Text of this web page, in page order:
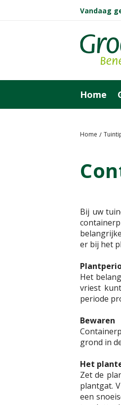
Home
Vandaag
Home
Bij uw
er bij het
Het
vriest
periode
Bewaren
grond in
Het
Zet de
plantgat.
een